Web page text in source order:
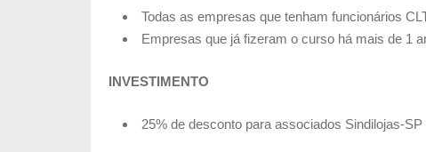
Todas as empresas que tenham funcionários
Empresas que já fizeram o curso há mais de 1
INVESTIMENTO
25% de desconto para associados Sindilojas-SP